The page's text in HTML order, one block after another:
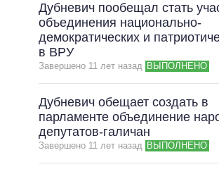
Дубневич пообещал стать
объединения национально-
демократических и
в ВРУ
Завершено 11 лет назад ВЫПОЛНЕНО
Дубневич обещает создать в
парламенте объединение
депутатов-галичан
Завершено 11 лет назад ВЫПОЛНЕНО